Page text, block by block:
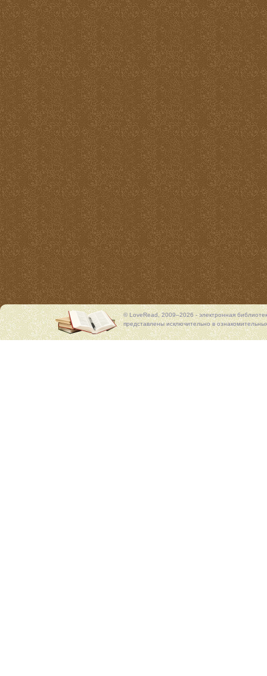
© LoveRead, 2009–2026 - электронная
представлены исключительно в